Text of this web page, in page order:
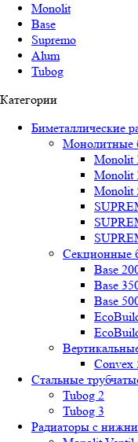
Monolit
Base
Supremo
Alum
Tubog
Категории
Биметаллические
Монолитные
Mоnоlit
Mоnоlit
Mоnоlit
Секционные
Base
Base
Base
Convex
Стальные
Tubog 2
Tubog 3
Радиаторы с